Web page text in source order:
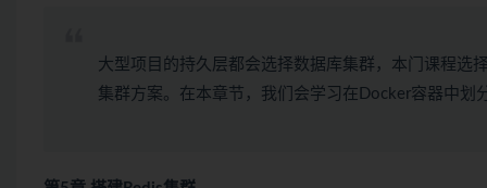
大型项目的持久层都会选择数据库集群，本门课程选
集群方案。在本章节，我们会学习在Docker容器中划